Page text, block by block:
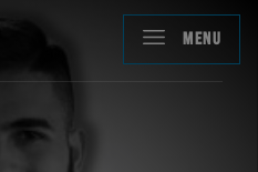
MENU